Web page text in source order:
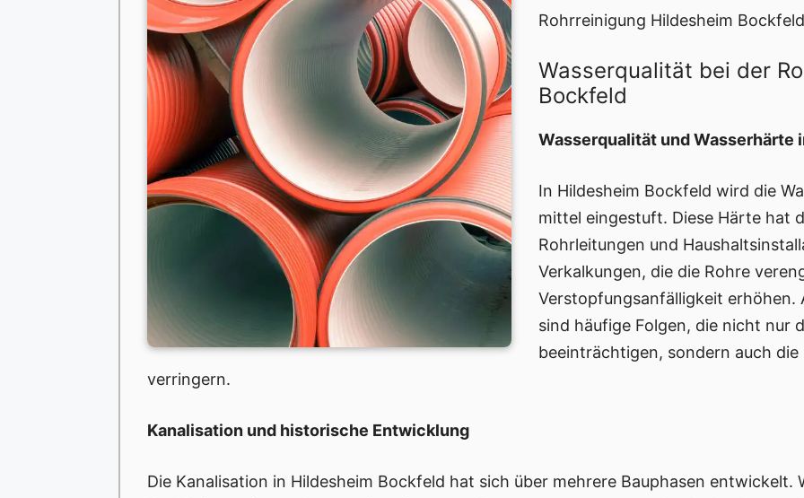
Rohrreinigung Hildesheim
Wasserqualität bei der
Bockfeld
Wasserqualität und Wasserhärte
In Hildesheim Bockfeld wird die
mittel eingestuft. Diese Härte hat
Rohrleitungen und
Verkalkungen, die die Rohre
Verstopfungsanfälligkeit erhöhen.
sind häufige Folgen, die nicht nur
beeinträchtigen, sondern auch
verringern.
Kanalisation und historische Entwicklung
Die Kanalisation in Hildesheim Bockfeld hat sich über mehrere Bauphasen